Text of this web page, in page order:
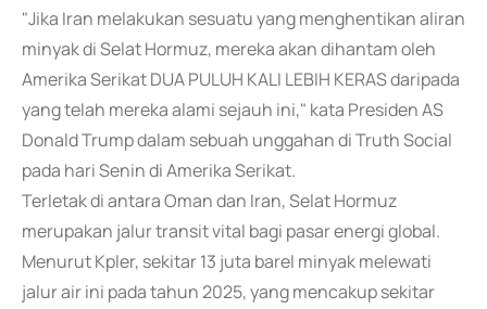
"Jika Iran melakukan sesuatu yang menghentikan aliran
minyak di Selat Hormuz, mereka akan dihantam oleh
Amerika Serikat DUA PULUH KALI LEBIH KERAS daripada
yang telah mereka alami sejauh ini," kata Presiden AS
Donald Trump dalam sebuah unggahan di Truth Social
pada hari Senin di Amerika Serikat.
Terletak di antara Oman dan Iran, Selat Hormuz
merupakan jalur transit vital bagi pasar energi global.
Menurut Kpler, sekitar 13 juta barel minyak melewati
jalur air ini pada tahun 2025, yang mencakup sekitar